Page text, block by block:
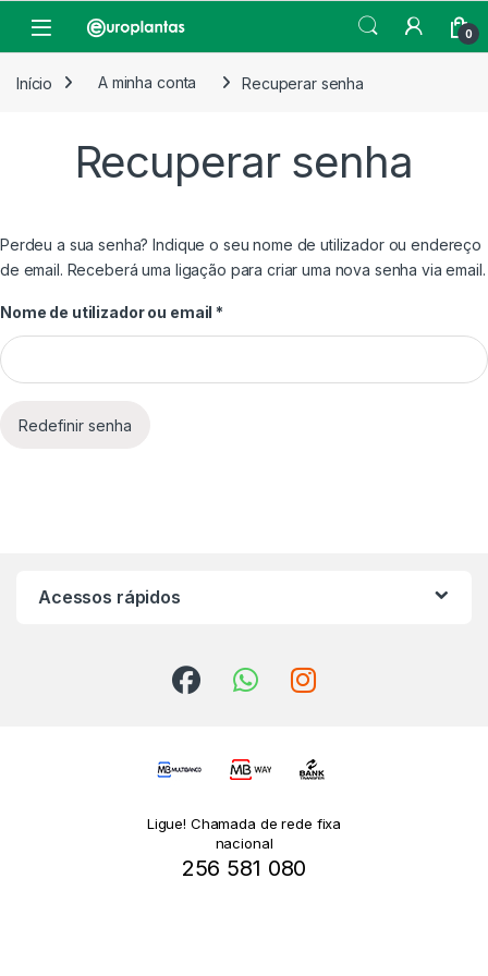
Open 0
Início A minha conta Recuperar senha
Recuperar senha
Perdeu a sua senha? Indique o seu nome de utilizador ou endereço
de email. Receberá uma ligação para criar uma nova senha via email.
Nome de utilizador ou email *Obrigatório
Redefinir senha
Acessos rápidos
Ligue! Chamada de rede fixa
nacional
256 581 080